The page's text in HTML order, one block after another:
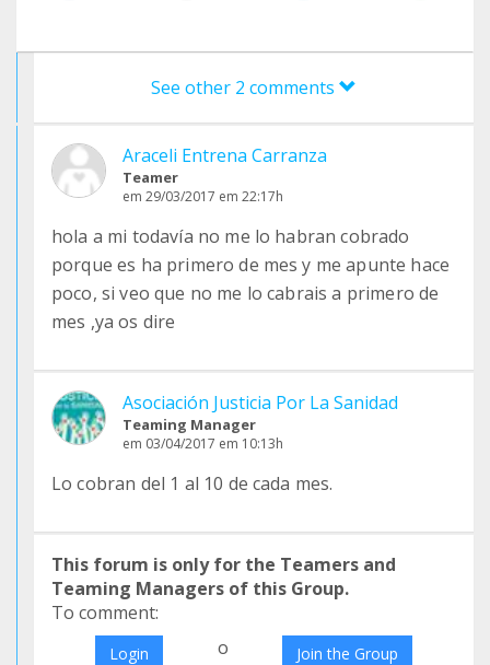
See other 2 comments
Araceli Entrena Carranza
Teamer
em 29/03/2017 em 22:17h
hola a mi todavía no me lo habran cobrado
porque es ha primero de mes y me apunte hace
poco, si veo que no me lo cabrais a primero de
mes ,ya os dire
Asociación Justicia Por La Sanidad
Teaming Manager
em 03/04/2017 em 10:13h
Lo cobran del 1 al 10 de cada mes.
This forum is only for the Teamers and
Teaming Managers of this Group.
To comment:
Login o Join the Group